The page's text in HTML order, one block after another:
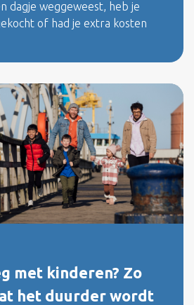
dagje weggeweest, heb je
of had je extra kosten
met kinderen? Zo
het duurder wordt